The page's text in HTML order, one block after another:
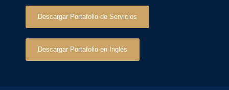
Descargar Portafolio de Servicios
Descargar Portafolio en Inglés